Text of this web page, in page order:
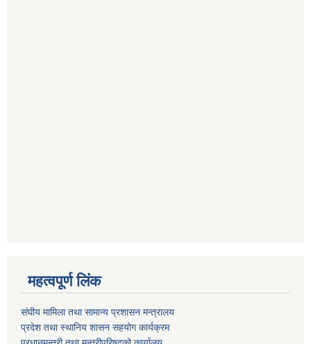
महत्वपूर्ण लिंक
संघीय मामिला तथा सामान्य प्रशासन मन्त्रालय
प्रदेश तथा स्थानिय शासन सहयोग कार्यक्रम